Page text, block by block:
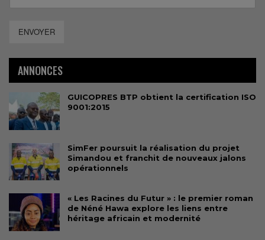
ENVOYER
ANNONCES
GUICOPRES BTP obtient la certification ISO
9001:2015
SimFer poursuit la réalisation du projet
Simandou et franchit de nouveaux jalons
opérationnels
« Les Racines du Futur » : le premier roman
de Néné Hawa explore les liens entre
héritage africain et modernité